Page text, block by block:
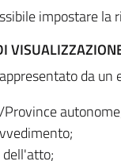
impostare
da